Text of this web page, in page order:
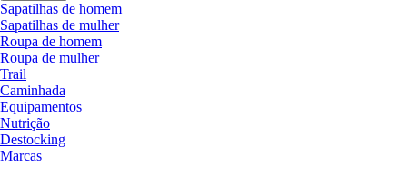
Sapatilhas de homem
Sapatilhas de mulher
Roupa de homem
Roupa de mulher
Trail
Caminhada
Equipamentos
Nutrição
Destocking
Marcas